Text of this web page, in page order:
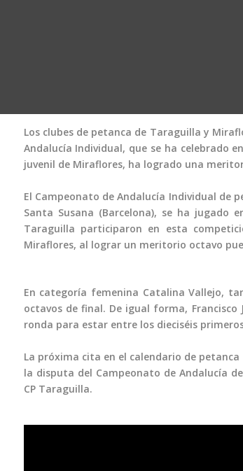
Los clubes de petanca de Taraguilla y
Andalucía Individual, que se ha celebrado
juvenil de Miraflores, ha logrado una
El Campeonato de Andalucía Individual de
Santa Susana (Barcelona), se ha jugado
Taraguilla participaron en esta
Miraflores, al lograr un meritorio octavo
En categoría femenina Catalina Vallejo,
octavos de final. De igual forma, Francisco
ronda para estar entre los dieciséis
La próxima cita en el calendario de
la disputa del Campeonato de Andalucía
CP Taraguilla.